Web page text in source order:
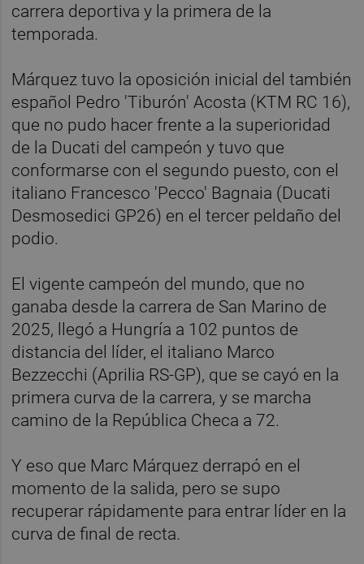
carrera deportiva y la primera de la
temporada.
Márquez tuvo la oposición inicial del también
español Pedro 'Tiburón' Acosta (KTM RC 16),
que no pudo hacer frente a la superioridad
de la Ducati del campeón y tuvo que
conformarse con el segundo puesto, con el
italiano Francesco 'Pecco' Bagnaia (Ducati
Desmosedici GP26) en el tercer peldaño del
podio.
El vigente campeón del mundo, que no
ganaba desde la carrera de San Marino de
2025, llegó a Hungría a 102 puntos de
distancia del líder, el italiano Marco
Bezzecchi (Aprilia RS-GP), que se cayó en la
primera curva de la carrera, y se marcha
camino de la República Checa a 72.
Y eso que Marc Márquez derrapó en el
momento de la salida, pero se supo
recuperar rápidamente para entrar líder en la
curva de final de recta.